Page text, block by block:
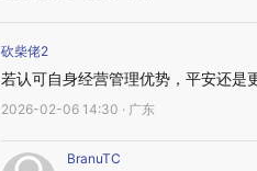
砍柴佬2
若认可自身经营管理优势，平安还是
2026-02-06 14:30 · 广东
BranuTC